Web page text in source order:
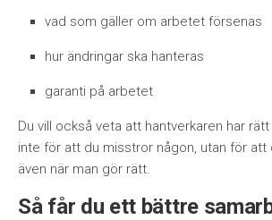
vad som gäller om arbetet försenas
hur ändringar ska hanteras
garanti på arbetet
Du vill också veta att hantverkaren har
inte för att du misstror någon, utan för att
även när man gör rätt.
Så får du ett bättre